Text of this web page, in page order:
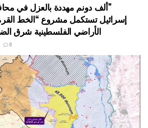
” 118 ألف دونم مهددة بالعزل في محافظة طوباس”
إسرائيل تستكمل مشروع “الخط
الأراضي الفلسطينية شرق
0